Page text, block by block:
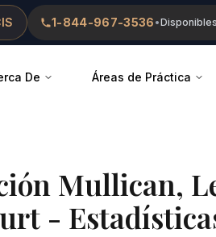
1-844-967-3536 •
De Áreas de Práctica
Mullican,
-